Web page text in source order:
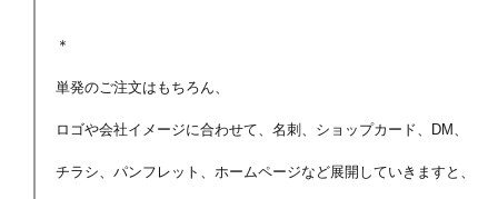
＊
単発のご注文はもちろん、
ロゴや会社イメージに合わせて、名刺、ショップカード、DM、
チラシ、パンフレット、ホームページなど展開していきますと、